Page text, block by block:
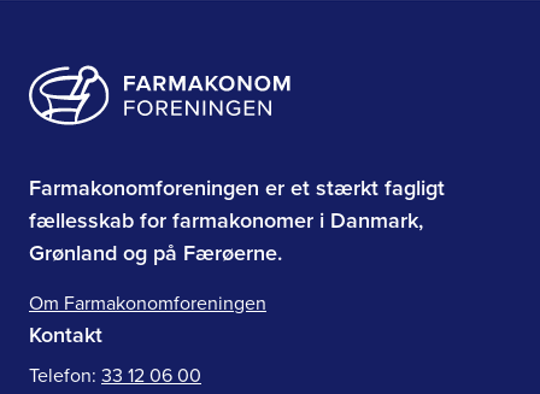
Farmakonomforeningen er et stærkt fagligt
fællesskab for farmakonomer i Danmark,
Grønland og på Færøerne.
Om Farmakonomforeningen
Kontakt
Telefon: 33 12 06 00